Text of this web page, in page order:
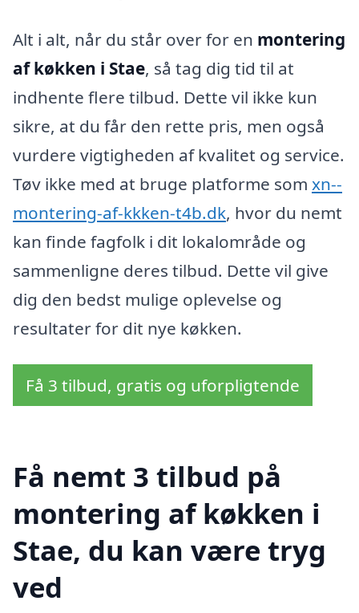
Alt i alt, når du står over for en montering
af køkken i Stae, så tag dig tid til at
indhente flere tilbud. Dette vil ikke kun
sikre, at du får den rette pris, men også
vurdere vigtigheden af kvalitet og service.
Tøv ikke med at bruge platforme som xn--
montering-af-kkken-t4b.dk, hvor du nemt
kan finde fagfolk i dit lokalområde og
sammenligne deres tilbud. Dette vil give
dig den bedst mulige oplevelse og
resultater for dit nye køkken.
Få 3 tilbud, gratis og uforpligtende
Få nemt 3 tilbud på
montering af køkken i
Stae, du kan være tryg
ved